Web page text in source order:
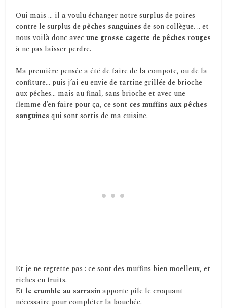
Oui mais … il a voulu échanger notre surplus de poires
contre le surplus de pêches sanguines de son collègue. .. et
nous voilà donc avecune grosse cagette de pêches rouges
à ne pas laisser perdre.
Ma première pensée a été de faire de la compote, ou de la
confiture… puis j’ai eu envie de tartine grillée de brioche
aux pêches… mais au final, sans brioche et avec une
flemme d’en faire pour ça, ce sont ces muffins aux pêches
sanguines qui sont sortis de ma cuisine.
Et je ne regrette pas : ce sont des muffins bien moelleux, et
riches en fruits.
Et le crumble au sarrasinapporte pile le croquant
nécessaire pour compléter la bouchée.